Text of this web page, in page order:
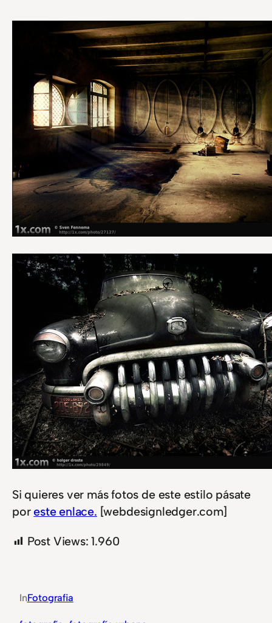
Si quieres ver más fotos de este estilo pásate
poreste enlace. [webdesignledger.com]
Post Views: 1.960
InFotografia